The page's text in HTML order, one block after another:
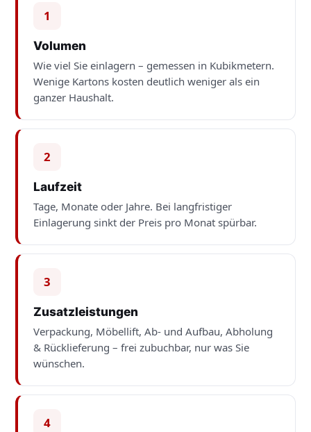
1
Volumen
Wie viel Sie einlagern – gemessen in Kubikmetern.
Wenige Kartons kosten deutlich weniger als ein
ganzer Haushalt.
2
Laufzeit
Tage, Monate oder Jahre. Bei langfristiger
Einlagerung sinkt der Preis pro Monat spürbar.
3
Zusatzleistungen
Verpackung, Möbellift, Ab- und Aufbau, Abholung
& Rücklieferung – frei zubuchbar, nur was Sie
wünschen.
4